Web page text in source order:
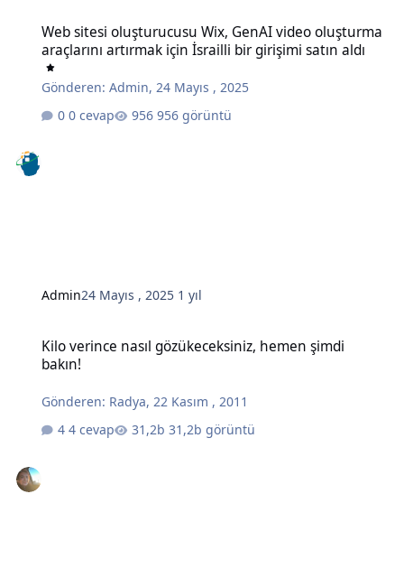
Web sitesi oluşturucusu Wix, GenAI video oluşturma
araçlarını artırmak için İsrailli bir girişimi satın aldı
Gönderen:Admin, 24 Mayıs , 2025
0 cevap
956 görüntü
Admin24 Mayıs , 2025 1 yıl
Kilo verince nasıl gözükeceksiniz, hemen şimdi
bakın!
Gönderen: Radya, 22 Kasım , 2011
4 cevap
31,2b görüntü